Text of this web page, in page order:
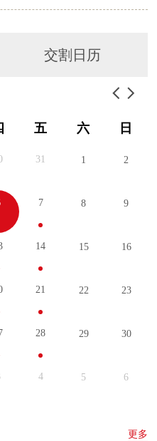
核查。
条期货交易实行账户实名制规
关收入可能将被认定为非法所得
有上述行为的，可能会被判处五
处违法所得一倍以上五倍以下罚
财、场外配资、出借账户、规避
货业务等违法违规行为。如发现
、终止服务等措施。
管理，为您提供更优质的金融服
关于对二甲苯、瓶片、短纤期货及期权、 精对苯二甲酸期权合约交易权限管理相关事项的通知 05.15 / 2026
04.29 / 2026
交割日历
五 六 日
31 1 2
7 8 9
14 15 16
21 22 23
28 29 30
4 5 6
更多